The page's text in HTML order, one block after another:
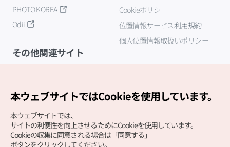
PHOTO KOREA
Odii
Cookieポリシー
位置情報サービス利用規約
個人位置情報取扱いポリシー
その他関連サイト
本ウェブサイトではCookieを使用しています。
本ウェブサイトでは、
サイトの利便性を向上させるためにCookieを使用しています。
Cookieの収集に同意される場合は「同意する」
ボタンをクリックしてください。